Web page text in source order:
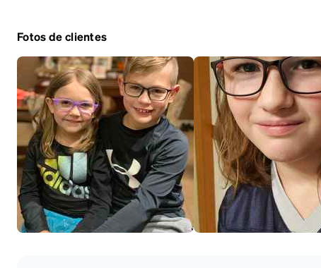
Fotos de clientes